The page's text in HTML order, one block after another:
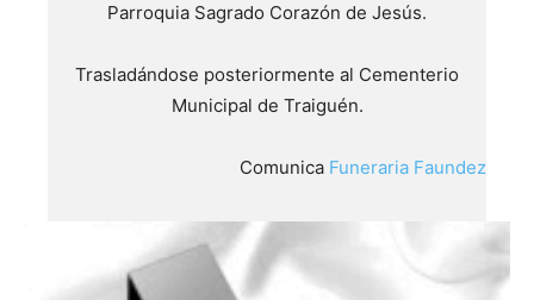
Parroquia Sagrado Corazón de Jesús.
Trasladándose posteriormente al Cementerio
Municipal de Traiguén.
Comunica Funeraria Faundez